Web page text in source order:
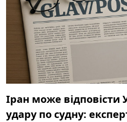
Іран може відповісти
удару по судну: